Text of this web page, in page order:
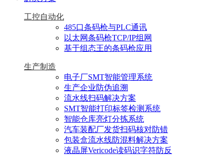
工控自动化
485口条码枪与PLC通讯
以太网条码枪TCP/IP组网
基于组态王的条码枪应用
生产制造
电子厂SMT智能管理系统
生产企业防伪追溯
流水线扫码解决方案
SMT智能打印标签检测系统
智能仓库亮灯分拣系统
汽车装配厂发货扫码核对防错
包装盒流水线防混料解决方案
液晶屏Vericode读码识字符防反